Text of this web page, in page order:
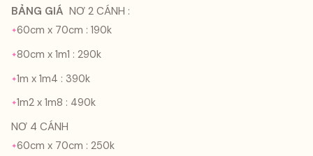
BẢNG GIÁ NƠ 2 CÁNH :
60cm x 70cm : 190k
80cm x 1m1 : 290k
1m x 1m4 : 390k
1m2 x 1m8 : 490k
NƠ 4 CÁNH
60cm x 70cm : 250k